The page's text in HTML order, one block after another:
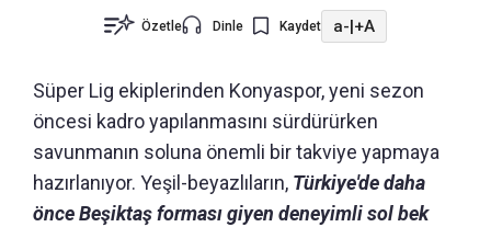
Özetle Dinle Kaydet a-|+A
Süper Lig ekiplerinden Konyaspor, yeni sezon
öncesi kadro yapılanmasını sürdürürken
savunmanın soluna önemli bir takviye yapmaya
hazırlanıyor. Yeşil-beyazlıların, Türkiye'de daha
önce Beşiktaş forması giyen deneyimli sol bek